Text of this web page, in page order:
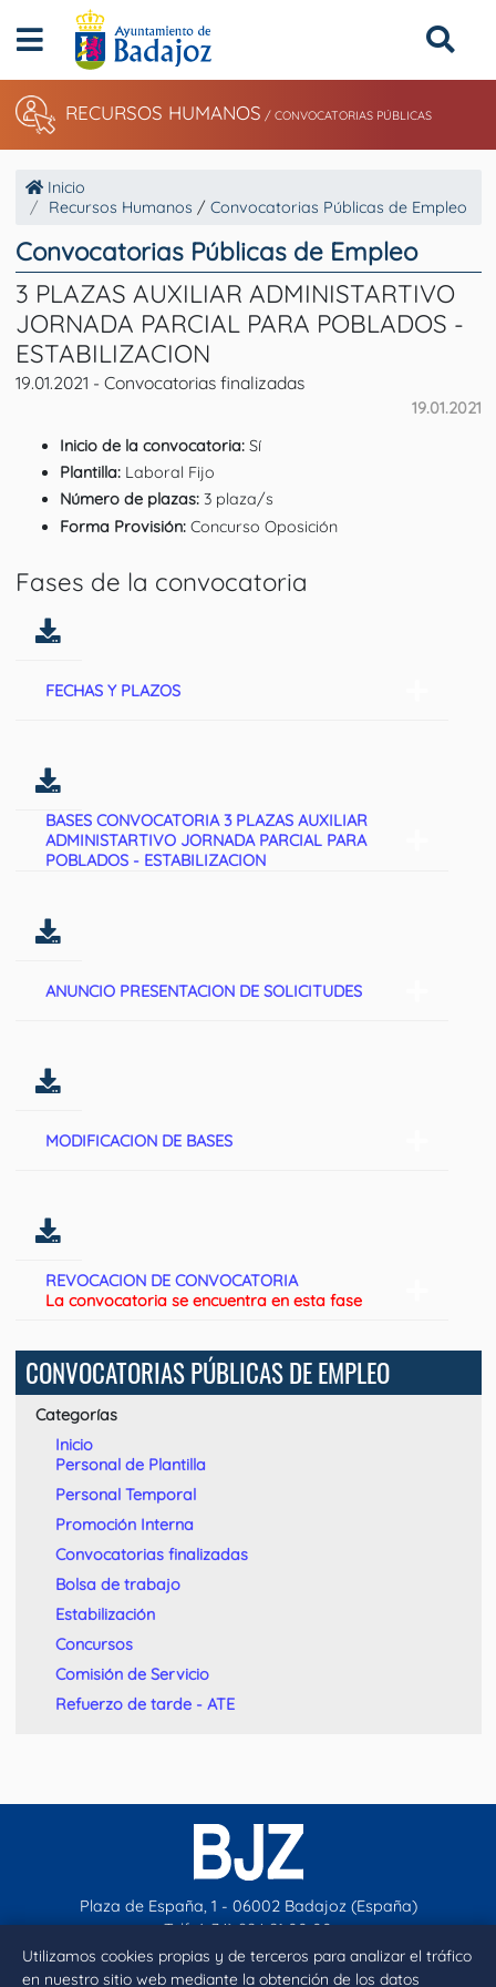
Utilizamos cookies propias y de terceros para analizar el tráfico
en nuestro sitio web mediante la obtención de los datos
RECURSOS HUMANOS / CONVOCATORIAS PÚBLICAS
Inicio
Recursos Humanos / Convocatorias Públicas de Empleo
Convocatorias Públicas de Empleo
3 PLAZAS AUXILIAR ADMINISTARTIVO
JORNADA PARCIAL PARA POBLADOS -
ESTABILIZACION
19.01.2021 - Convocatorias finalizadas
19.01.2021
Inicio de la convocatoria:Sí
Plantilla: Laboral Fijo
Número de plazas:3 plaza/s
Forma Provisión:Concurso Oposición
Fases de la convocatoria
FECHAS Y PLAZOS
BASES CONVOCATORIA 3 PLAZAS AUXILIAR
ADMINISTARTIVO JORNADA PARCIAL PARA
POBLADOS - ESTABILIZACION
ANUNCIO PRESENTACION DE SOLICITUDES
MODIFICACION DE BASES
REVOCACION DE CONVOCATORIA
La convocatoria se encuentra en esta fase
CONVOCATORIAS PÚBLICAS DE EMPLEO
Categorías
Inicio
Personal de Plantilla
Personal Temporal
Promoción Interna
Convocatorias finalizadas
Bolsa de trabajo
Estabilización
Concursos
Comisión de Servicio
Refuerzo de tarde - ATE
Plaza de España, 1 - 06002 Badajoz (España)
Telf. (+34) 924 21 00 00
contacto@aytobadajoz.es